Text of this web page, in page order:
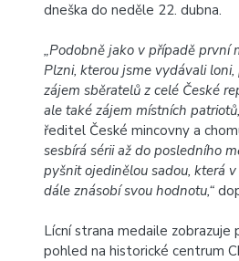
dneška do neděle 22. dubna.
„Podobně jako v případě první
Plzni, kterou jsme vydávali
zájem sběratelů z celé České
ale také zájem místních
ředitel České mincovny a
sesbírá sérii až do posledního
pyšnit ojedinělou sadou, která
dále znásobí svou hodnotu,“
Lícní strana medaile zobrazuje
pohled na historické centrum